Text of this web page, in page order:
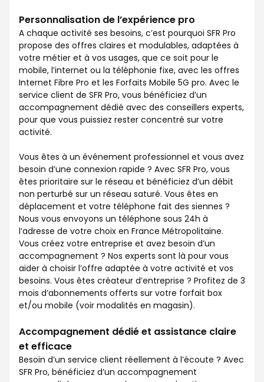
Personnalisation de l’expérience pro
A chaque activité ses besoins, c’est pourquoi SFR Pro
propose des offres claires et modulables, adaptées à
votre métier et à vos usages, que ce soit pour le
mobile, l’internet ou la téléphonie fixe, avec les offres
Internet Fibre Pro et les Forfaits Mobile 5G pro. Avec le
service client de SFR Pro, vous bénéficiez d’un
accompagnement dédié avec des conseillers experts,
pour que vous puissiez rester concentré sur votre
activité.
Vous êtes à un événement professionnel et vous avez
besoin d’une connexion rapide ? Avec SFR Pro, vous
êtes prioritaire sur le réseau et bénéficiez d’un débit
non perturbé sur un réseau saturé. Vous êtes en
déplacement et votre téléphone fait des siennes ?
Nous vous envoyons un téléphone sous 24h à
l’adresse de votre choix en France Métropolitaine.
Vous créez votre entreprise et avez besoin d’un
accompagnement ? Nos experts sont là pour vous
aider à choisir l’offre adaptée à votre activité et vos
besoins. Vous êtes créateur d’entreprise ? Profitez de 3
mois d’abonnements offerts sur votre forfait box
et/ou mobile (voir modalités en magasin).
Accompagnement dédié et assistance claire
et efficace
Besoin d’un service client réellement à l’écoute ? Avec
SFR Pro, bénéficiez d’un accompagnement